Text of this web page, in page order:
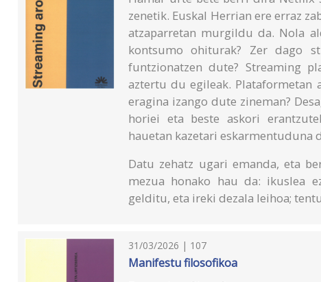
zenetik. Euskal Herrian ere erraz
atzaparretan murgildu da. Nola
kontsumo ohiturak? Zer dago
funtzionatzen dute? Streaming
aztertu du egileak. Plataformetan
eragina izango dute zineman?
horiei eta beste askori
hauetan kazetari eskarmentuduna
Datu zehatz ugari emanda, eta
mezua honako hau da: ikuslea
gelditu, eta ireki dezala leihoa;
31/03/2026 | 107
Manifestu filosofikoa